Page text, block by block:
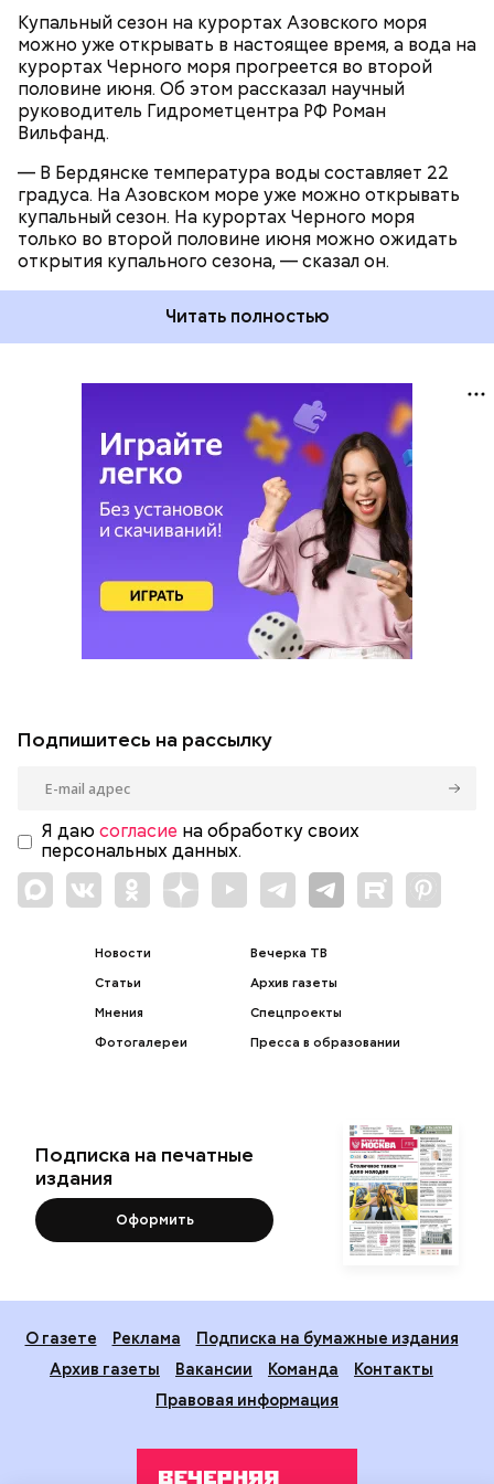
Купальный сезон на курортах Азовского моря
можно уже открывать в настоящее время, а вода на
курортах Черного моря прогреется во второй
половине июня. Об этом рассказал научный
руководитель Гидрометцентра РФ Роман
Вильфанд.
— В Бердянске температура воды составляет 22
градуса. На Азовском море уже можно открывать
купальный сезон. На курортах Черного моря
только во второй половине июня можно ожидать
открытия купального сезона, — сказал он.
Читать полностью
Подпишитесь на рассылку
Я даю согласие на обработку своих
персональных данных.
Новости
Статьи
Мнения
Фотогалереи
Вечерка ТВ
Архив газеты
Спецпроекты
Пресса в образовании
Подписка на печатные
издания
Оформить
О газете Реклама
Подписка на бумажные издания
Архив газеты
Вакансии Команда
Контакты
Правовая информация